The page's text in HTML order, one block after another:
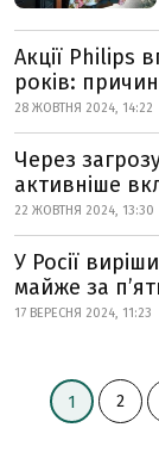
Акції Philips
років:
28 ЖОВТНЯ 2024, 14:22
Через
активніше
22 ЖОВТНЯ 2024, 13:30
У Росії
майже за
17 ВЕРЕСНЯ 2024, 11:23
1 2